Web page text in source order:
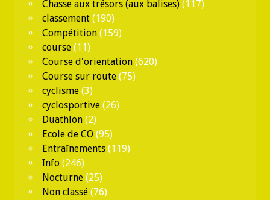
Chasse aux trésors (aux balises) (117)
classement (190)
Compétition (159)
course (11)
Course d'orientation (620)
Course sur route (75)
cyclisme (3)
cyclosportive (26)
Duathlon (2)
Ecole de CO (95)
Entraînements (119)
Info (246)
Nocturne (25)
Non classé (76)